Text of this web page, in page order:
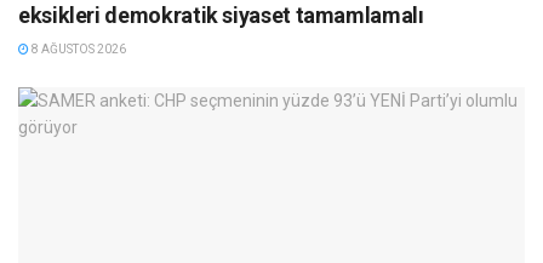
eksikleri demokratik siyaset tamamlamalı
8 AĞUSTOS 2026